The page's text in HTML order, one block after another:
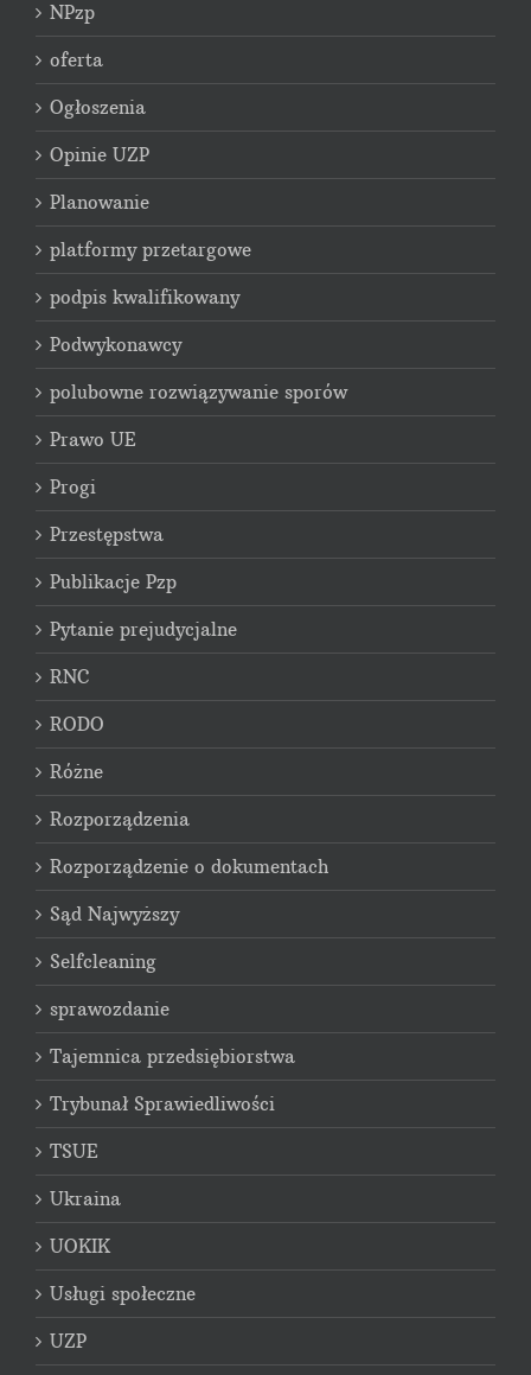
NPzp
oferta
Ogłoszenia
Opinie UZP
Planowanie
platformy przetargowe
podpis kwalifikowany
Podwykonawcy
polubowne rozwiązywanie sporów
Prawo UE
Progi
Przestępstwa
Publikacje Pzp
Pytanie prejudycjalne
RNC
RODO
Różne
Rozporządzenia
Rozporządzenie o dokumentach
Sąd Najwyższy
Selfcleaning
sprawozdanie
Tajemnica przedsiębiorstwa
Trybunał Sprawiedliwości
TSUE
Ukraina
UOKIK
Usługi społeczne
UZP